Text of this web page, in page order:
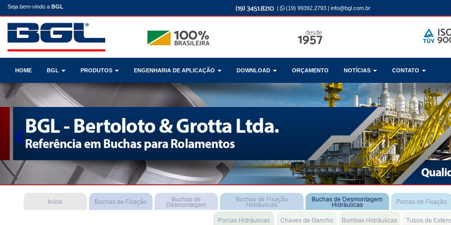
Seja bem-vindo a BGL | (19) 99392.2793 | info@bgl.com.br
HOME BGL PRODUTOS ENGENHARIA DE APLICAÇÃO DOWNLOAD ORÇAMENTO NOTÍCIAS CONTATO
Previous